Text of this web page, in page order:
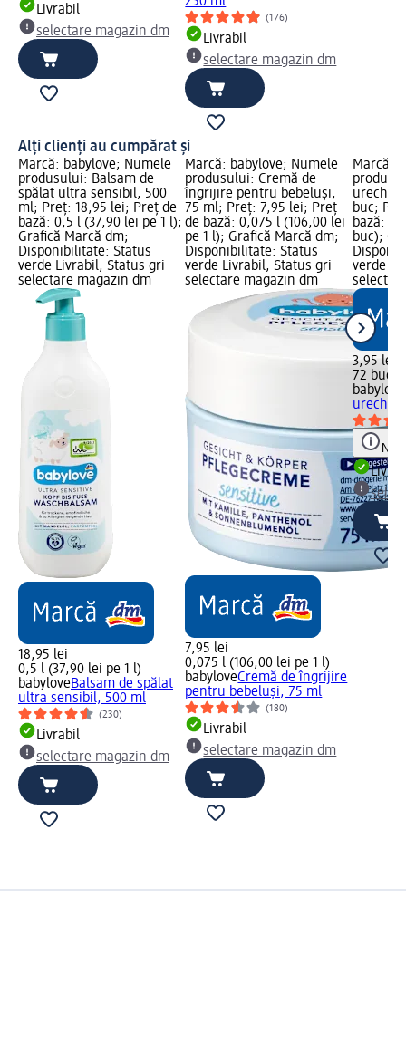
Livrabil
selectare magazin dm
(176)
Livrabil
selectare magazin dm
Alți clienți au cumpărat și
Marcă: babylove; Numele
produsului: Balsam de
spălat ultra sensibil, 500
ml; Preț: 18,95 lei; Preț de
bază: 0,5 l (37,90 lei pe 1 l);
Grafică Marcă dm;
Disponibilitate: Status
verde Livrabil, Status gri
selectare magazin dm
18,95 lei
0,5 l (37,90 lei pe 1 l)
babyloveBalsam de spălat
ultra sensibil, 500 ml
(230)
Livrabil
selectare magazin dm
Marcă: babylove; Numele
produsului: Cremă de
îngrijire pentru bebeluși,
75 ml; Preț: 7,95 lei; Preț
de bază: 0,075 l (106,00 lei
pe 1 l); Grafică Marcă dm;
Disponibilitate: Status
verde Livrabil, Status gri
selectare magazin dm
7,95 lei
0,075 l (106,00 lei pe 1 l)
babyloveCremă de îngrijire
pentru bebeluși, 75 ml
(180)
Livrabil
selectare magazin dm
Marcă:
urechi
buc;
bază:
buc);
verde
3,95 lei
72 buc
babylove
urechi
Notă